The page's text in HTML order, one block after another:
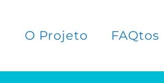
O Projeto FAQtos